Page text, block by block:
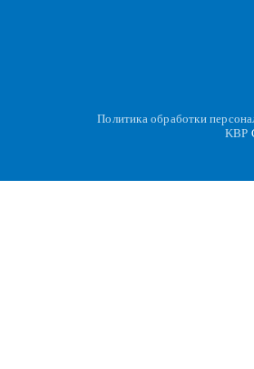
Политика обработки
KBP